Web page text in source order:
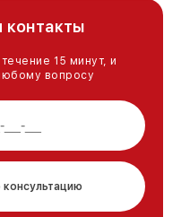
контакты
15 минут, и
вопросу